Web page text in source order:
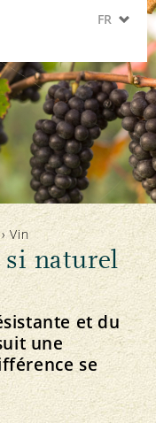
FR
IT
EN
ES
Vin
naturel
et du
une
se